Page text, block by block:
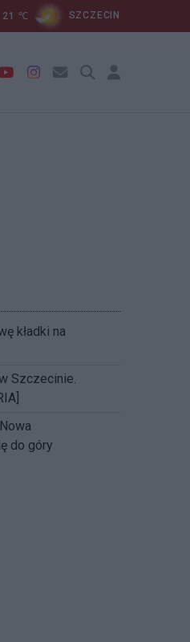
21 ℃ SZCZECIN
kładki na
Szczecinie.
do góry